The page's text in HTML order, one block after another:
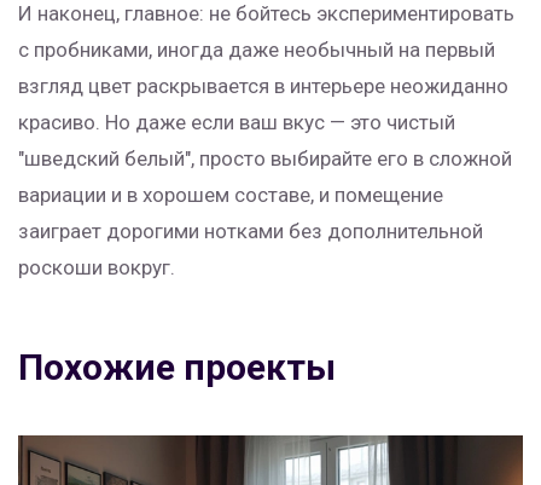
И наконец, главное: не бойтесь экспериментировать
с пробниками, иногда даже необычный на первый
взгляд цвет раскрывается в интерьере неожиданно
красиво. Но даже если ваш вкус — это чистый
"шведский белый", просто выбирайте его в сложной
вариации и в хорошем составе, и помещение
заиграет дорогими нотками без дополнительной
роскоши вокруг.
Похожие проекты